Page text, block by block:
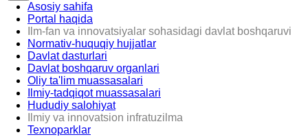
Asosiy sahifa
Portal haqida
Ilm-fan va innovatsiyalar sohasidagi davlat boshqaruvi
Normativ-huquqiy hujjatlar
Davlat dasturlari
Davlat boshqaruv organlari
Oliy ta'lim muassasalari
Ilmiy-tadqiqot muassasalari
Hududiy salohiyat
Ilmiy va innovatsion infratuzilma
Texnoparklar